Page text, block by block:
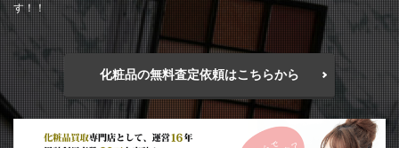
す！！
化粧品の無料査定依頼はこちらから